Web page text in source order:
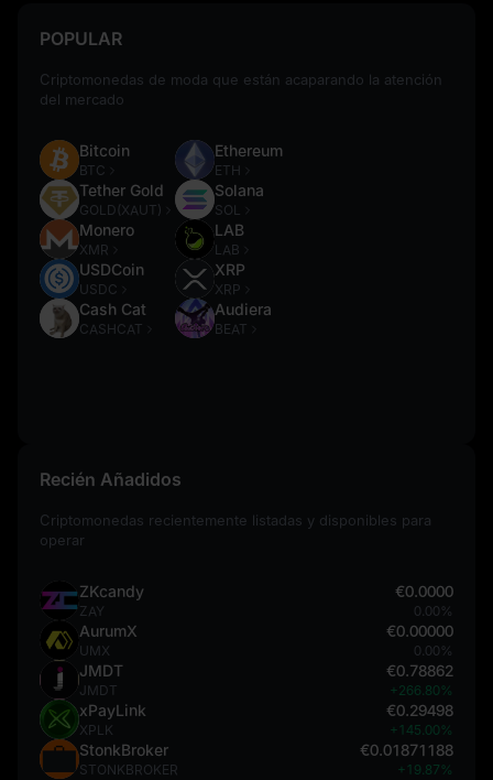
POPULAR
Criptomonedas de moda que están acaparando la atención
del mercado
Bitcoin
BTC
Tether Gold
GOLD(XAUT)
Monero
XMR
USDCoin
USDC
Cash Cat
CASHCAT
Ethereum
ETH
Solana
SOL
LAB
LAB
XRP
XRP
Audiera
BEAT
Recién Añadidos
Criptomonedas recientemente listadas y disponibles para
operar
ZKcandy
ZAY
€0.0000
0.00%
AurumX
UMX
€0.00000
0.00%
JMDT
JMDT
€0.78862
+266.80%
xPayLink
XPLK
€0.29498
+145.00%
StonkBroker
STONKBROKER
€0.01871188
+19.87%